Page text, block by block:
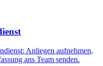
Anliegen aufnehmen,
ans Team senden.